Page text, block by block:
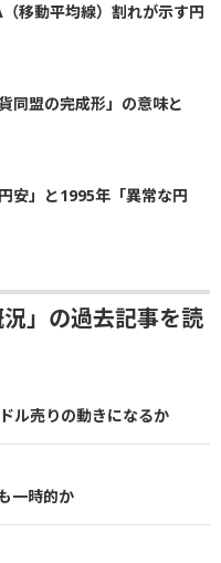
（移動平均線）割れが示す円
同盟の完成形」の意味と
安」と1995年「異常な円
」の過去記事を読
ル売りの動きになるか
一時的か